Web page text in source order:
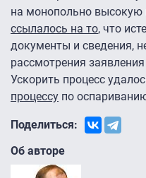
на монопольно высокую
ссылалось на то, что
документы и сведения,
рассмотрения
Ускорить процесс
процессу по
Поделиться:
Об авторе